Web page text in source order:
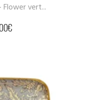
vert...
€